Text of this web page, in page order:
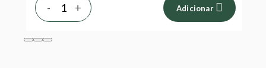
+
- Adicionar